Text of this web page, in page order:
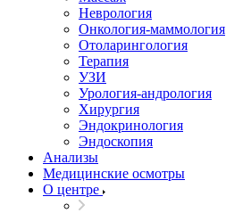
Неврология
Онкология-маммология
Отоларингология
Терапия
УЗИ
Урология-андрология
Хирургия
Эндокринология
Эндоскопия
Анализы
Медицинские осмотры
О центре